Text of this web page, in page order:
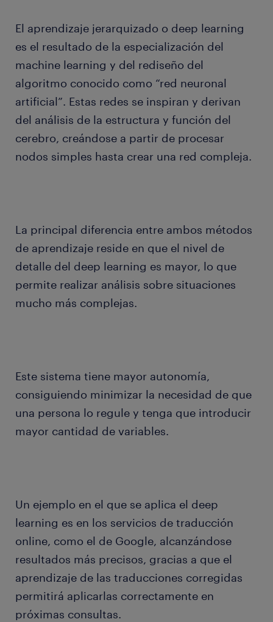
El aprendizaje jerarquizado o deep learning
es el resultado de la especialización del
machine learning y del rediseño del
algoritmo conocido como “red neuronal
artificial”. Estas redes se inspiran y derivan
del análisis de la estructura y función del
cerebro, creándose a partir de procesar
nodos simples hasta crear una red compleja.
La principal diferencia entre ambos métodos
de aprendizaje reside en que el nivel de
detalle del deep learning es mayor, lo que
permite realizar análisis sobre situaciones
mucho más complejas.
Este sistema tiene mayor autonomía,
consiguiendo minimizar la necesidad de que
una persona lo regule y tenga que introducir
mayor cantidad de variables.
Un ejemplo en el que se aplica el deep
learning es en los servicios de traducción
online, como el de Google, alcanzándose
resultados más precisos, gracias a que el
aprendizaje de las traducciones corregidas
permitirá aplicarlas correctamente en
próximas consultas.